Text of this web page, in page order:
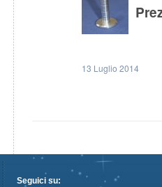
13 Luglio 2014
Seguici su: